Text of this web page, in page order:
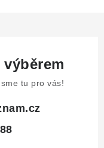
výběrem
tu pro vás!